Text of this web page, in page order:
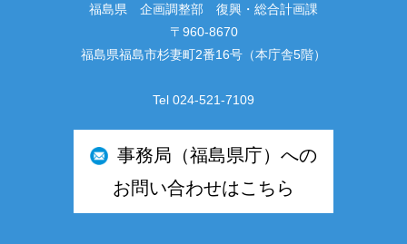
福島県 企画調整部 復興・総合計画課
〒960-8670
福島県福島市杉妻町2番16号（本庁舎5階）
Tel 024-521-7109
事務局（福島県庁）への
お問い合わせはこちら